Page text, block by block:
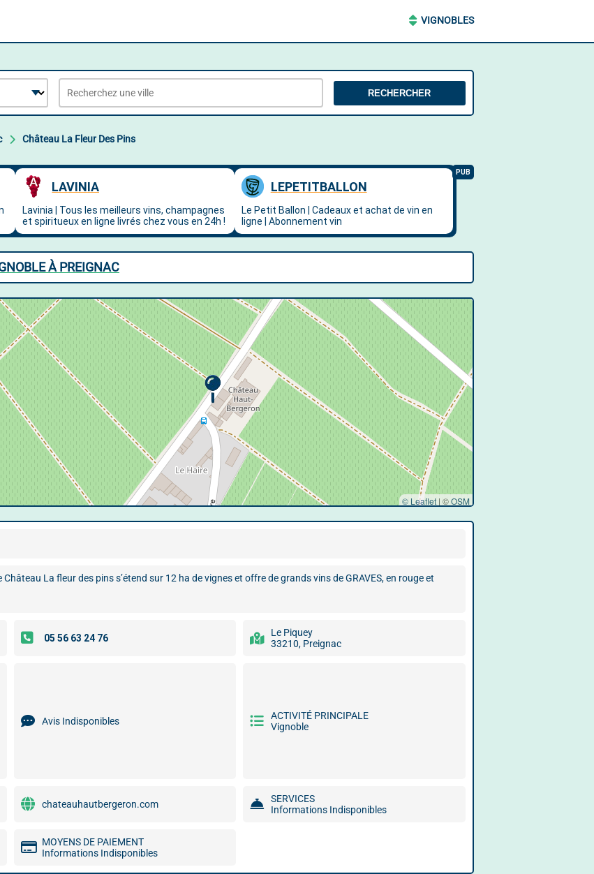
VIGNOBLES
RECHERCHER
Château La Fleur Des Pins
À PREIGNAC
© Leaflet | ©OSM
La fleur des pins s’étend sur 12 ha de vignes et offre de grands vins de GRAVES, en rouge et
Le Piquey
33210, Preignac
Avis Indisponibles
ACTIVITÉ PRINCIPALE
Vignoble
chateauhautbergeron.com
SERVICES
Informations Indisponibles
MOYENS DE PAIEMENT
Informations Indisponibles